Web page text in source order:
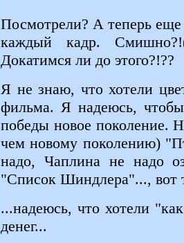
Посмотрели? А теперь еще
каждый кадр.
Докатимся ли до этого?!??
Я не знаю, что хотели
фильма. Я надеюсь,
победы новое поколение.
чем новому поколению)
надо, Чаплина не надо
"Список Шиндлера"..., вот
...надеюсь, что хотели
денег...